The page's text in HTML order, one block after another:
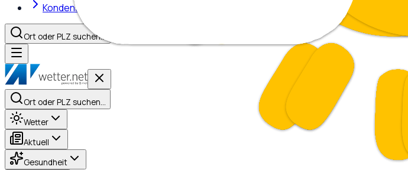
Kondensstreifen
Ort oder PLZ suchen…
Ort oder PLZ suchen…
Wetter
Aktuell
Gesundheit